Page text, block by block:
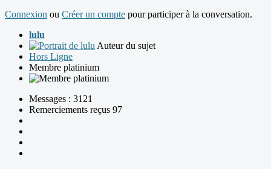
Connexion ou Créer un compte pour participer à la conversation.
lulu
Auteur du sujet
Hors Ligne
Membre platinium
Messages : 3121
Remerciements reçus 97